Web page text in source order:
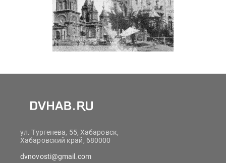
ул. Тургенева, 55, Хабаровск,
Хабаровский край, 680000
dvnovosti@gmail.com